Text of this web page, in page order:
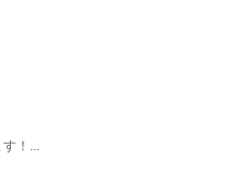
！...